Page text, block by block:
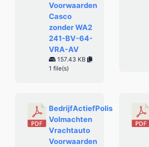
Voorwaarden
Casco
zonder WA2
241-BV-64-
VRA-AV
157.43 KB
1 file(s)
BedrijfActiefPolis
Volmachten
Vrachtauto
Voorwaarden